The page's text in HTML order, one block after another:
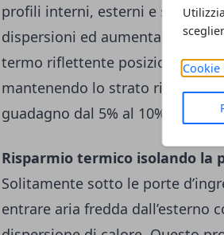
Cookie
profili interni, esterni e
dispersioni ed aumentare
termo riflettente posizionandolo
mantenendo lo strato riflettente
guadagno dal 5% al 10% di
Risparmio termico isolando la
Solitamente sotto le porte
entrare aria fredda dall’esterno